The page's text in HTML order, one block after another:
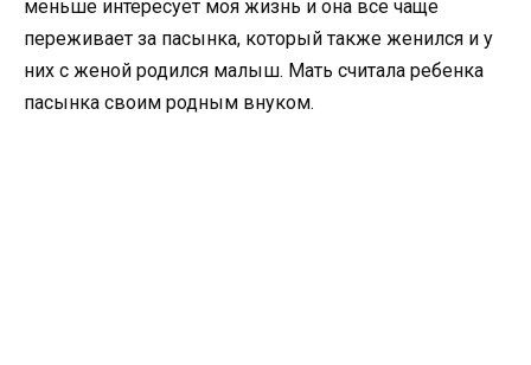
меньше интересует моя жизнь и она все чаще
переживает за пасынка, который также женился и у
них с женой родился малыш. Мать считала ребенка
пасынка своим родным внуком.